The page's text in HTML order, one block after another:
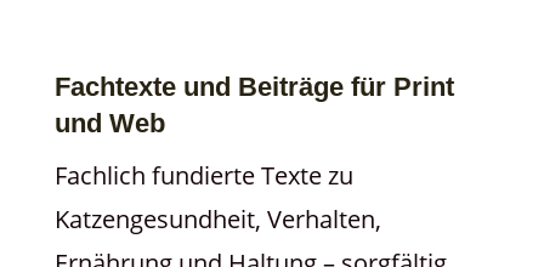
Fachtexte und Beiträge für Print
und Web
Fachlich fundierte Texte zu
Katzengesundheit, Verhalten,